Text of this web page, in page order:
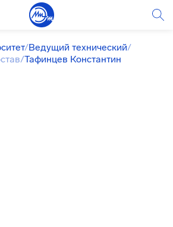
/Ведущий технический/
/Тафинцев Константин